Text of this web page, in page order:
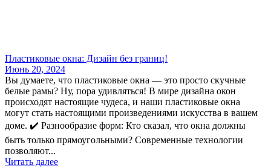
Пластиковые окна: Дизайн без границ!
Июнь 20, 2024
Вы думаете, что пластиковые окна — это просто скучные
белые рамы? Ну, пора удивляться! В мире дизайна окон
происходят настоящие чудеса, и наши пластиковые окна
могут стать настоящими произведениями искусства в вашем
доме. ✔️ Разнообразие форм: Кто сказал, что окна должны
быть только прямоугольными? Современные технологии
позволяют...
Читать далее